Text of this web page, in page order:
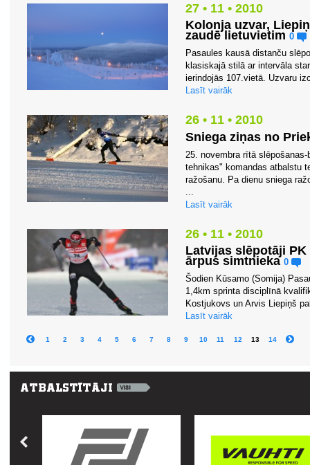
27 • 11 • 2010
Kolonja uzvar,
zaudē lietuvietim 0
Pasaules kausā distanču
klasiskajā stilā ar intervāla
ierindojās 107.vietā. Uzvaru
Lasīt vairāk
26 • 11 • 2010
Sniega ziņas no
25. novembra rītā
tehnikas" komandas atbalstu
ražošanu. Pa dienu sniega
Lasīt vairāk
26 • 11 • 2010
Latvijas slēpotāji
ārpus simtnieka 0
Šodien Kūsamo (Somija)
1,4km sprinta disciplīnā
Kostjukovs un Arvis Liepiņš
Lasīt vairāk
1 2 3 4 5 6 7 8 9 10 11 12 13 14